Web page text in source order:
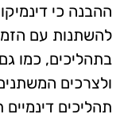
ההבנה כי
להשתנות עם
בתהליכים, כמו
ולצרכים
תהליכים